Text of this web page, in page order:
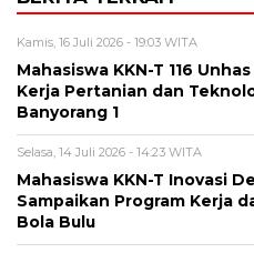
Kamis, 16 Juli 2026 - 19:03 WITA
Mahasiswa KKN-T 116
Kerja Pertanian dan
Banyorang 1
Selasa, 14 Juli 2026 - 14:23 WITA
Mahasiswa KKN-T Inovasi
Sampaikan Program Kerja
Bola Bulu